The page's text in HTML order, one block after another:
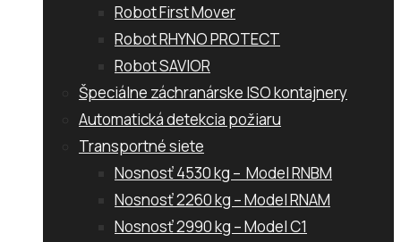
Robot First Mover
Robot RHYNO PROTECT
Robot SAVIOR
Špeciálne záchranárske ISO kontajnery
Automatická detekcia požiaru
Transportné siete
Nosnosť 4530 kg – Model RNBM
Nosnosť 2260 kg – Model RNAM
Nosnosť 2990 kg – Model C1